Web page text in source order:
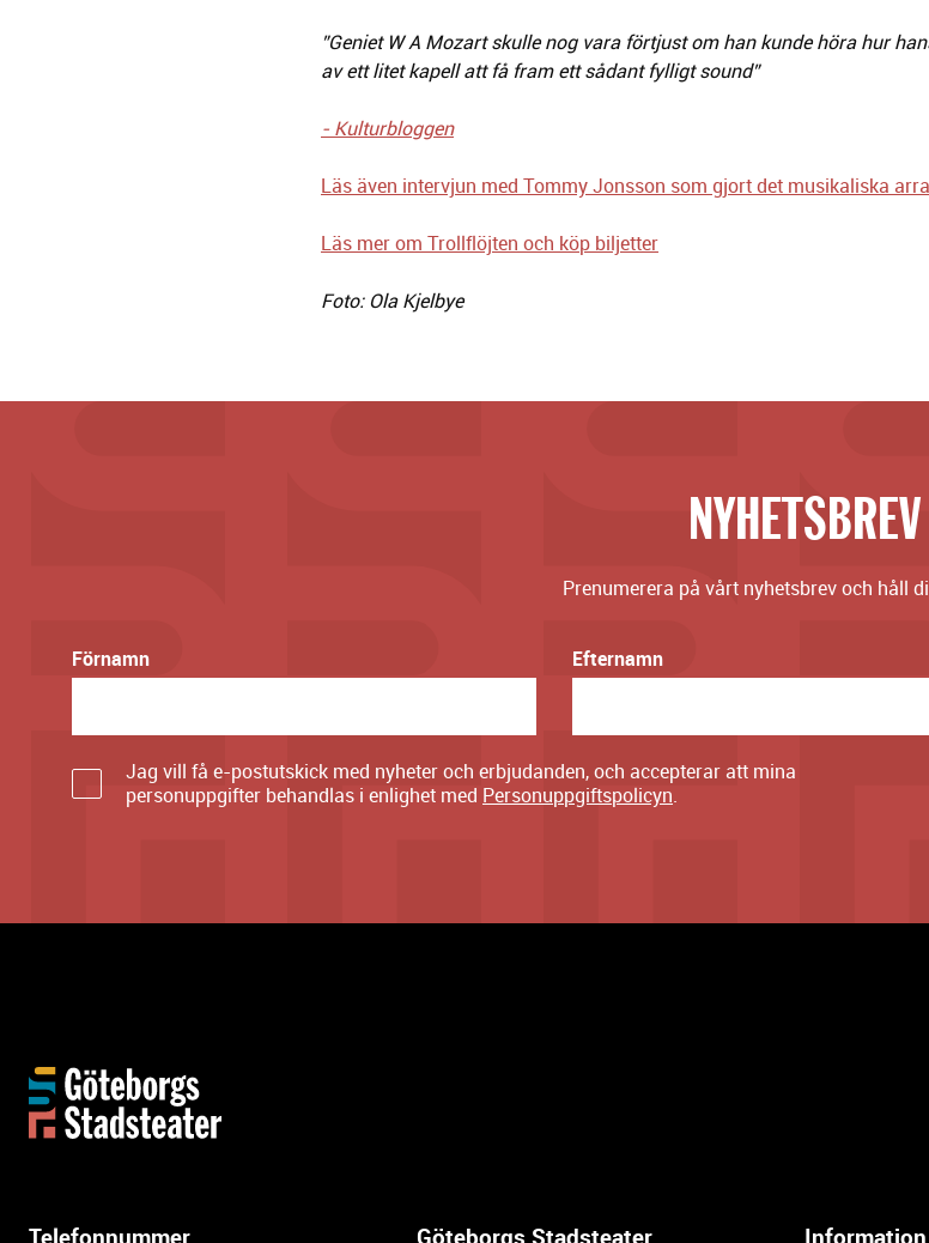
”Geniet W A Mozart skulle nog vara förtjust om han kunde höra hur
av ett litet kapell att få fram ett sådant fylligt sound”
- Kulturbloggen
Läs även intervjun med Tommy Jonsson som gjort det musikaliska
Läs mer om Trollflöjten och köp biljetter
Foto: Ola Kjelbye
NYHETSBREV
Prenumerera på vårt nyhetsbrev och håll
Förnamn Efternamn
Jag vill få e-postutskick med nyheter och erbjudanden, och accepterar att mina
personuppgifter behandlas i enlighet med Personuppgiftspolicyn.
Telefonnummer Göteborgs Stadsteater